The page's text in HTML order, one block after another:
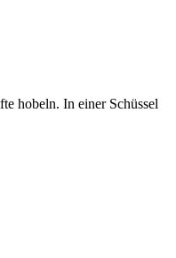
hobeln. In einer Schüssel